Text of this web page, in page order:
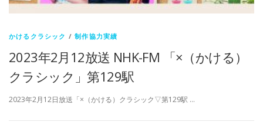
かけるクラシック /制作協力実績
2023年2月12放送 NHK-FM 「×（かける）
クラシック」第129駅
2023年2月12日放送「×（かける）クラシック▽第129駅 …